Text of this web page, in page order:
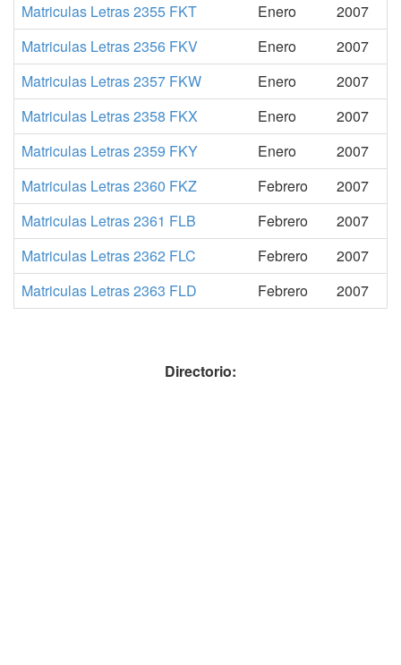
Matriculas Letras 2355 FKT
Enero
2007
Matriculas Letras 2356 FKV
Enero
2007
Matriculas Letras 2357 FKW
Enero
2007
Matriculas Letras 2358 FKX
Enero
2007
Matriculas Letras 2359 FKY
Enero
2007
Matriculas Letras 2360 FKZ
Febrero
2007
Matriculas Letras 2361 FLB
Febrero
2007
Matriculas Letras 2362 FLC
Febrero
2007
Matriculas Letras 2363 FLD
Febrero 2007
Directorio: